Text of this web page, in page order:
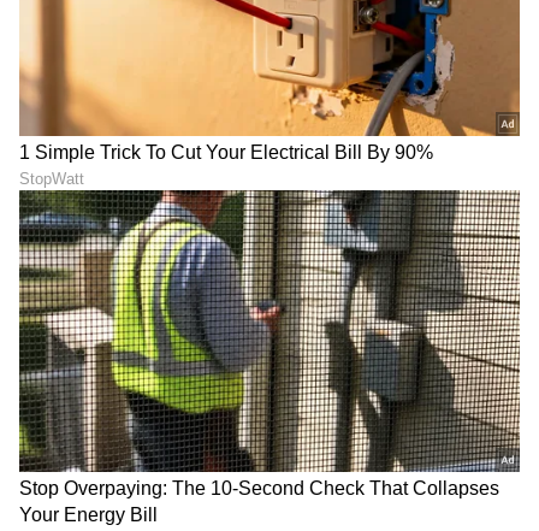
LATEST VIDEOS